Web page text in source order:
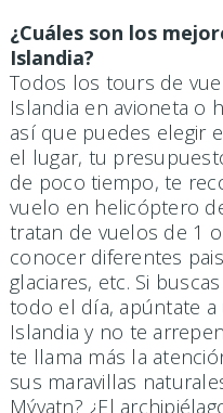
¿Cuáles son los
Islandia?
Todos los tours de
Islandia en avioneta o
así que puedes elegir
el lugar, tu
de poco tiempo, te
vuelo en helicóptero
tratan de vuelos de 1
conocer diferentes
glaciares, etc. Si
todo el día, apúntate
Islandia y no te
te llama más la
sus maravillas
Mývatn? ¿El